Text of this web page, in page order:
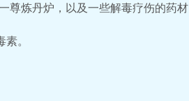
尊炼丹炉，以及一些解毒疗伤的药
。